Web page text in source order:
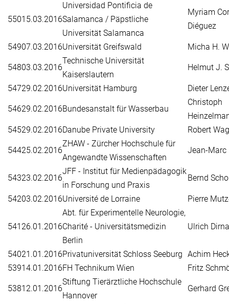
55015.03.2016
Universidad Pontificia de
Salamanca / Päpstliche
Universität Salamanca
Myriam
Diéguez
54907.03.2016Universität Greifswald Micha H.
54803.03.2016
Technische Universität
Kaiserslautern
Helmut J.
54729.02.2016Universität Hamburg Dieter
54629.02.2016Bundesanstalt für Wasserbau
Christoph
54529.02.2016Danube Private University Robert
54425.02.2016
ZHAW - Zürcher Hochschule für
Angewandte Wissenschaften
Jean-Marc
54323.02.2016
JFF - Institut für Medienpädagogik
in Forschung und Praxis
Bernd
54203.02.2016Université de Lorraine Pierre
541 26.01.2016
Abt. für Experimentelle Neurologie,
Charité - Universitätsmedizin
Berlin
Ulrich
54021.01.2016Privatuniversität Schloss Seeburg Achim
53914.01.2016FH Technikum Wien Fritz
53812.01.2016
Stiftung Tierärztliche Hochschule
Hannover
Gerhard